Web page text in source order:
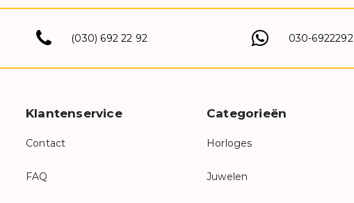
(030) 692 22 92 030-6922292
Klantenservice
Contact
FAQ
Categorieën
Horloges
Juwelen